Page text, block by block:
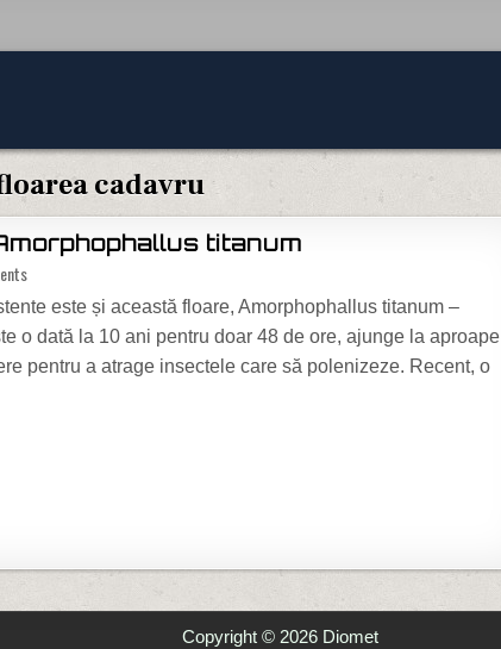
cadavru
titanum
on Floarea cadavru – Amorphophallus titanum
este și această floare, Amorphophallus titanum –
o dată la 10 ani pentru doar 48 de ore, ajunge la aproape
pentru a atrage insectele care să polenizeze. Recent, o
TITANUM
Copyright © 2026 Diomet